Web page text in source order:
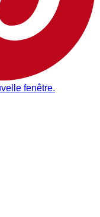
fenêtre.